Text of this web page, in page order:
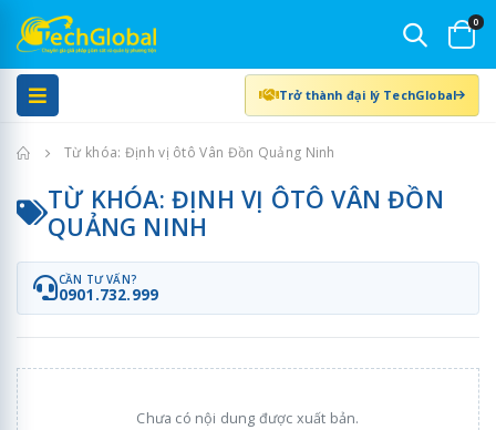
0
Trở thành đại lý TechGlobal
Trang chủTừ khóa: Định vị ôtô Vân Đồn Quảng Ninh
TỪ KHÓA: ĐỊNH VỊ ÔTÔ VÂN ĐỒN
QUẢNG NINH
CẦN TƯ VẤN?
0901.732.999
Chưa có nội dung được xuất bản.